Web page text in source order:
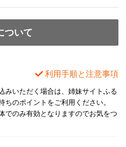
ついて
利用手順と注意事項
みいただく場合は、姉妹サイトふる
のポイントをご利用ください。
でのみ有効となりますのでお気をつ